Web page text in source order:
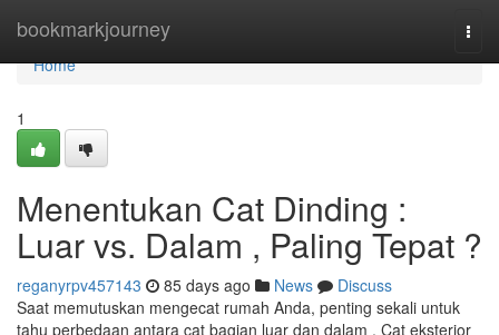
bookmarkjourney
Home
Home
1
Menentukan Cat Dinding :
Luar vs. Dalam , Paling Tepat ?
reganyrpv457143 85 days ago News
Discuss
Saat memutuskan mengecat rumah Anda, penting sekali untuk
tahu perbedaan antara cat bagian luar dan dalam . Cat eksterior